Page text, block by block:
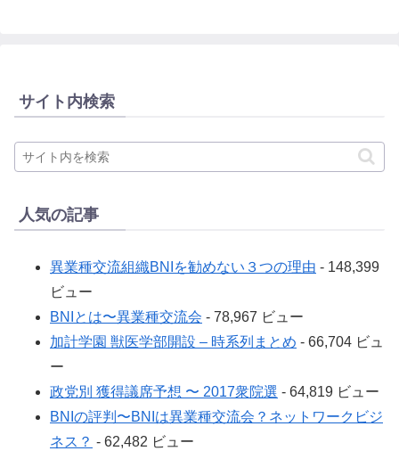
サイト内検索
人気の記事
異業種交流組織BNIを勧めない３つの理由 - 148,399
ビュー
BNIとは〜異業種交流会 - 78,967 ビュー
加計学園 獣医学部開設 – 時系列まとめ - 66,704 ビュ
ー
政党別 獲得議席予想 〜 2017衆院選 - 64,819 ビュー
BNIの評判〜BNIは異業種交流会？ネットワークビジ
ネス？ - 62,482 ビュー